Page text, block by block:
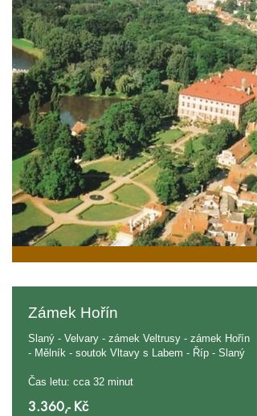
Zámek Hořín
Slaný - Velvary - zámek Veltrusy - zámek Hořín
- Mělník - soutok Vltavy s Labem - Říp - Slaný
Čas letu: cca 32 minut
3.360,- Kč